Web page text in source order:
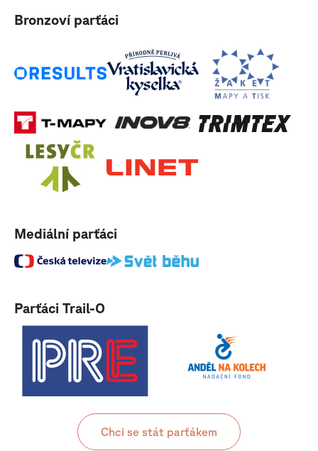
Bronzoví parťáci
Mediální parťáci
Parťáci Trail-O
Chci se stát parťákem